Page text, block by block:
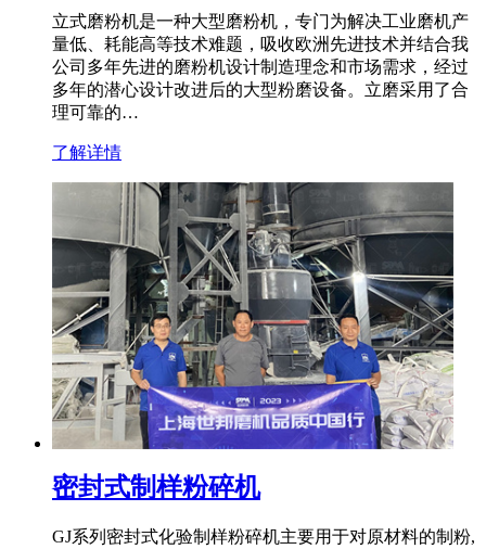
立式磨粉机是一种大型磨粉机，专门为解决工业磨机产
量低、耗能高等技术难题，吸收欧洲先进技术并结合我
公司多年先进的磨粉机设计制造理念和市场需求，经过
多年的潜心设计改进后的大型粉磨设备。立磨采用了合
理可靠的…
了解详情
密封式制样粉碎机
GJ系列密封式化验制样粉碎机主要用于对原材料的制粉,